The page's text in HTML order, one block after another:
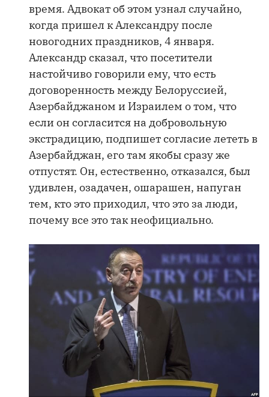
время. Адвокат об этом узнал случайно,
когда пришел к Александру после
новогодних праздников, 4 января.
Александр сказал, что посетители
настойчиво говорили ему, что есть
договоренность между Белоруссией,
Азербайджаном и Израилем о том, что
если он согласится на добровольную
экстрадицию, подпишет согласие лететь в
Азербайджан, его там якобы сразу же
отпустят. Он, естественно, отказался, был
удивлен, озадачен, ошарашен, напуган
тем, кто это приходил, что это за люди,
почему все это так неофициально.